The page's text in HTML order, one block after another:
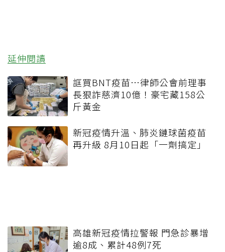
延伸閱讀
誆買BNT疫苗…律師公會前理事
長狠詐慈濟10億！豪宅藏158公
斤黃金
新冠疫情升溫、肺炎鏈球菌疫苗
再升級 8月10日起「一劑搞定」
高雄新冠疫情拉警報 門急診暴增
逾8成、累計48例7死